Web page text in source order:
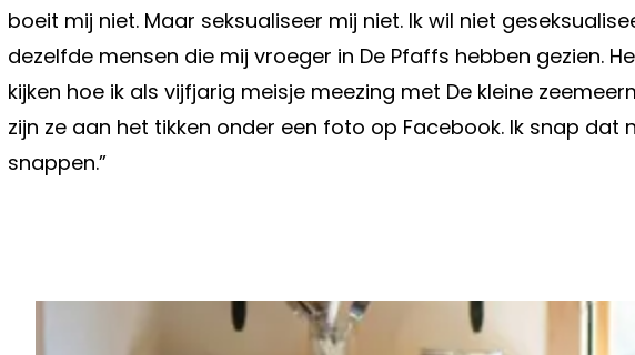
boeit mij niet. Maar seksualiseer mij niet. Ik wil niet
dezelfde mensen die mij vroeger in De Pfaffs hebben gezien.
kijken hoe ik als vijfjarig meisje meezing met De kleine
zijn ze aan het tikken onder een foto op Facebook. Ik snap dat
snappen.”
"PIJNLIJK"